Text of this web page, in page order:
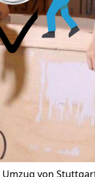
Umzug von